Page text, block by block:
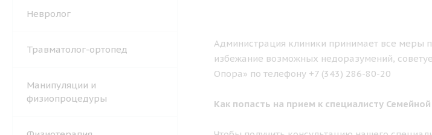
Невролог
Травматолог-ортопед
Манипуляции и
физиопроцедуры
Администрация клиники принимает все меры
избежание возможных недоразумений,
Опора» по телефону +7 (343) 286-80-20
Как попасть на прием к специалисту